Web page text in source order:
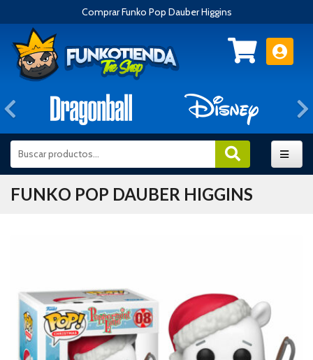
Comprar Funko Pop Dauber Higgins
Anterior
FUNKO POP DAUBER HIGGINS